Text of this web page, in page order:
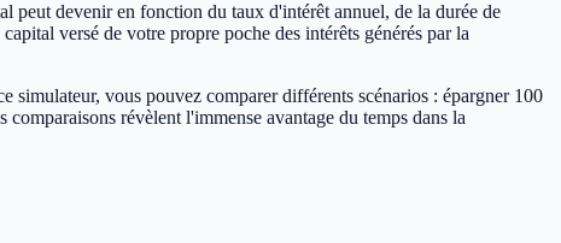
peut devenir en fonction du taux d'intérêt annuel, de la durée de
versé de votre propre poche des intérêts générés par la
simulateur, vous pouvez comparer différents scénarios : épargner 100
révèlent l'immense avantage du temps dans la